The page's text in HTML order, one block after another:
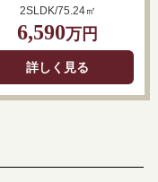
2SLDK/75.24㎡
6,590万円
詳しく見る